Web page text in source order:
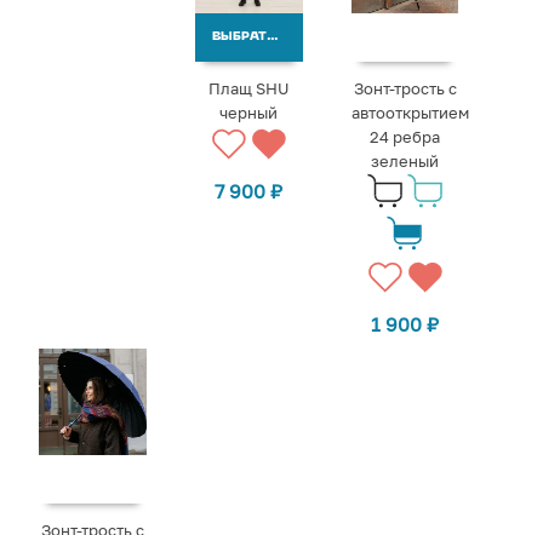
ВЫБРАТЬ ВАРИАНТЫ
Плащ SHU
черный
7 900₽
Зонт-трость с
автооткрытием
24 ребра
зеленый
1 900₽
Зонт-трость с